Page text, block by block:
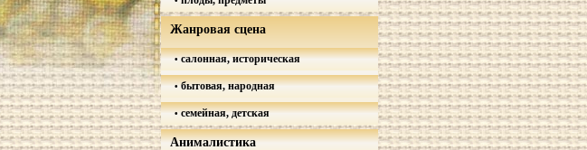
Жанровая сцена
салонная, историческая
бытовая, народная
семейная, детская
Анималистика